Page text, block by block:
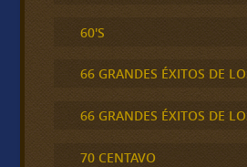
60'S
66 GRANDES ÉXITOS DE
66 GRANDES ÉXITOS DE
70 CENTAVO